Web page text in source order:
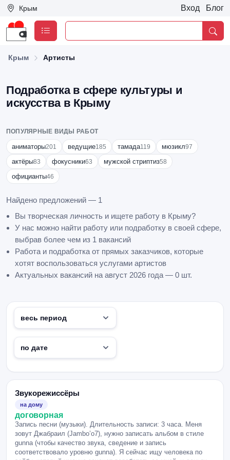
Крым Вход Блог
Крым Артисты
Подработка в сфере культуры и
искусства в Крыму
ПОПУЛЯРНЫЕ ВИДЫ РАБОТ
аниматоры201 ведущие185 тамада119 мюзикл97
актёры83 фокусники63 мужской стриптиз58
официанты46
Найдено предложений — 1
Вы творческая личность и ищете работу в Крыму?
У нас можно найти работу или подработку в своей сфере,
выбрав более чем из 1 вакансий
Работа и подработка от прямых заказчиков, которые
хотят воспользоваться услугами артистов
Актуальных вакансий на август 2026 года — 0 шт.
Звукорежиссёры
на дому
договорная
Запись песни (музыки). Длительность записи: 3 часа. Меня
зовут Джабраил (Jambo’o7), нужно записать альбом в стиле
gunna (чтобы качество звука, сведение и запись
соответствовало уровню gunna). Я сейчас ищу человека по